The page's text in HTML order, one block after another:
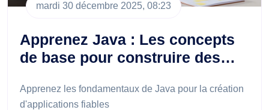
mardi 30 décembre 2025, 08:23
Apprenez Java : Les concepts
de base pour construire des…
Apprenez les fondamentaux de Java pour la création
d'applications fiables